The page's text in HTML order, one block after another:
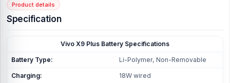
Product details
Specification
Vivo X9 Plus Battery Specifications
Battery Type: Li-Polymer, Non-Removable
Charging: 18W wired